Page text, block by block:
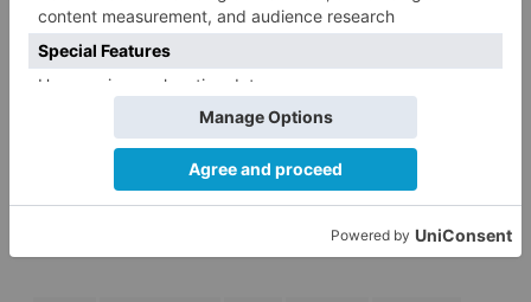
El presupuesto base de licitación de la actuación
asciende a la cantidad de Seiscientos Diez Mil
Trescientos Cuarenta y Ocho Euros con
Veintidós Céntimos (610.348,22 ?) y el plazo de
obra establecido en el proyecto es de SEIS (6.0)